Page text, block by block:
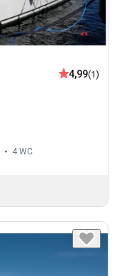
4,99(1)
4 WC